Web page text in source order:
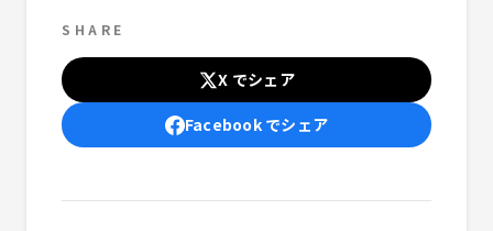
SHARE
X でシェア
Facebook でシェア